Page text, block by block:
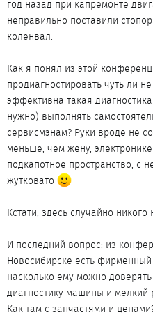
год назад при капремонте
неправильно поставили
коленвал.
Как я понял из этой
продиагностировать чуть ли
эффективна такая
нужно) выполнять
сервисмэнам? Руки вроде не
меньше, чем жену,
подкапотное пространство, с
жутковато
Кстати, здесь случайно никого
И последний вопрос: из
Новосибирске есть
насколько ему можно
диагностику машины и
Как там с запчастями и